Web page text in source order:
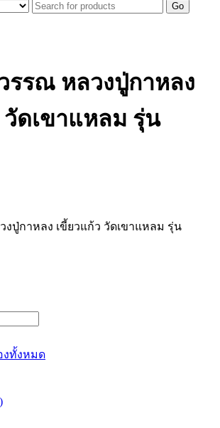
Go
รรณ หลวงปู่กาหลง
วัดเขาแหลม รุ่น
งปู่กาหลง เขี้ยวแก้ว วัดเขาแหลม รุ่น
งทั้งหมด